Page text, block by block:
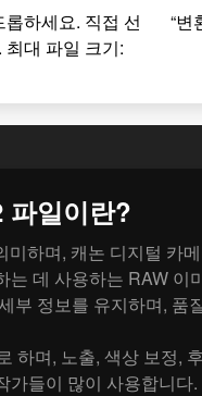
하세요. 직접 선
대 파일 크기:
“변
파일이란?
하며, 캐논 디지털 카
는 데 사용하는 RAW 이
부 정보를 유지하며, 품
하며, 노출, 색상 보정,
가들이 많이 사용합니다.